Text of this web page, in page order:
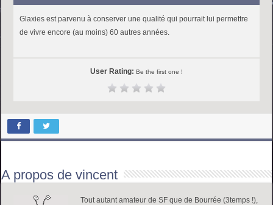
Glaxies est parvenu à conserver une qualité qui pourrait lui permettre
de vivre encore (au moins) 60 autres années.
User Rating: Be the first one !
A propos de vincent
Tout autant amateur de SF que de Bourrée (3temps !),